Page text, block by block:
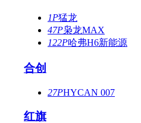
1P猛龙
47P枭龙MAX
122P哈弗H6新能源
合创
27PHYCAN 007
红旗